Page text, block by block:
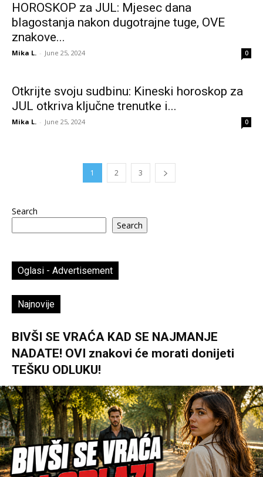
HOROSKOP za JUL: Mjesec dana
blagostanja nakon dugotrajne tuge, OVE
znakove...
Mika L. - June 25, 2024 0
Otkrijte svoju sudbinu: Kineski horoskop za
JUL otkriva ključne trenutke i...
Mika L. - June 25, 2024 0
1 2 3
Search
Search
Oglasi - Advertisement
Najnovije
BIVŠI SE VRAĆA KAD SE NAJMANJE
NADATE! OVI znakovi će morati donijeti
TEŠKU ODLUKU!